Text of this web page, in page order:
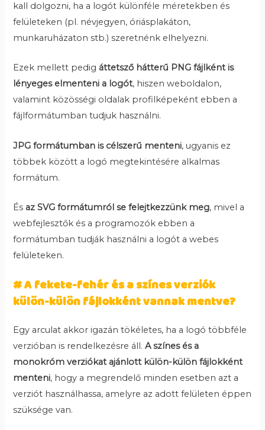
kall dolgozni, ha a logót különféle méretekben és
felületeken (pl. névjegyen, óriásplakáton,
munkaruházaton stb.) szeretnénk elhelyezni.
Ezek mellett pedig áttetsző hátterű PNG fájlként is
lényeges elmenteni a logót, hiszen weboldalon,
valamint közösségi oldalak profilképeként ebben a
fájlformátumban tudjuk használni.
JPG formátumban is célszerű menteni, ugyanis ez
többek között a logó megtekintésére alkalmas
formátum.
És az SVG formátumról se felejtkezzünk meg, mivel a
webfejlesztők és a programozók ebben a
formátumban tudják használni a logót a webes
felületeken.
# A fekete-fehér és a színes verziók
külön-külön fájlokként vannak mentve?
Egy arculat akkor igazán tökéletes, ha a logó többféle
verzióban is rendelkezésre áll.A színes és a
monokróm verziókat ajánlott külön-külön fájlokként
menteni, hogy a megrendelő minden esetben azt a
verziót használhassa, amelyre az adott felületen éppen
szüksége van.